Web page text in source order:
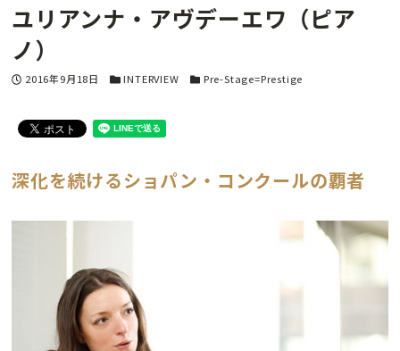
ユリアンナ・アヴデーエワ（ピア
ノ）
投稿日
2016年9月18日 カテゴリー
INTERVIEW カテゴリー
Pre-Stage=Prestige
深化を続けるショパン・コンクールの覇者